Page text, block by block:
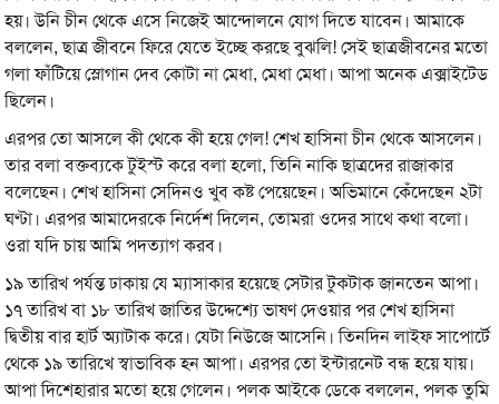
হয়। উনি চীন থেকে এসে নিজেই আন্দোলনে যোগ দিতে যাবেন। আমাকে
বললেন, ছাত্র জীবনে ফিরে যেতে ইচ্ছে করছে বুঝলি! সেই ছাত্রজীবনের মতো
গলা ফাঁটিয়ে স্লোগান দেব কোটা না মেধা, মেধা মেধা। আপা অনেক এক্সাইটেড
ছিলেন।
এরপর তো আসলে কী থেকে কী হয়ে গেল! শেখ হাসিনা চীন থেকে আসলেন।
তার বলা বক্তব্যকে টুইস্ট করে বলা হলো, তিনি নাকি ছাত্রদের রাজাকার
বলেছেন। শেখ হাসিনা সেদিনও খুব কষ্ট পেয়েছেন। অভিমানে কেঁদেছেন ২টা
ঘণ্টা। এরপর আমাদেরকে নির্দেশ দিলেন, তোমরা ওদের সাথে কথা বলো।
ওরা যদি চায় আমি পদত্যাগ করব।
১৯ তারিখ পর্যন্ত ঢাকায় যে ম্যাসাকার হয়েছে সেটার টুকটাক জানতেন আপা।
১৭ তারিখ বা ১৮ তারিখ জাতির উদ্দেশ্যে ভাষণ দেওয়ার পর শেখ হাসিনা
দ্বিতীয় বার হার্ট অ্যাটাক করে। যেটা নিউজে আসেনি। তিনদিন লাইফ সাপোর্টে
থেকে ১৯ তারিখে স্বাভাবিক হন আপা। এরপর তো ইন্টারনেট বন্ধ হয়ে যায়।
আপা দিশেহারার মতো হয়ে গেলেন। পলক আইকে ডেকে বললেন, পলক তুমি